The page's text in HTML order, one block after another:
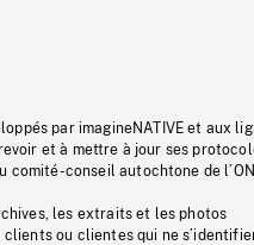
par imagineNATIVE et aux
et à mettre à jour ses
comité-conseil autochtone de
les extraits et les photos
ou clientes qui ne